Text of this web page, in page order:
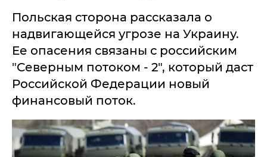
Польская сторона рассказала о
надвигающейся угрозе на Украину.
Ее опасения связаны с российским
"Северным потоком - 2", который даст
Российской Федерации новый
финансовый поток.